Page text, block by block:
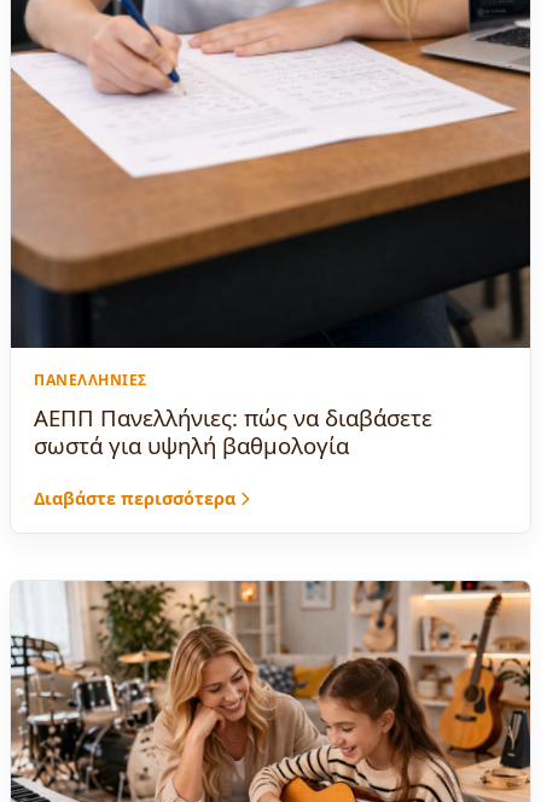
ΠΑΝΕΛΛΉΝΙΕΣ
ΑΕΠΠ Πανελλήνιες: πώς να διαβάσετε
σωστά για υψηλή βαθμολογία
Διαβάστε περισσότερα